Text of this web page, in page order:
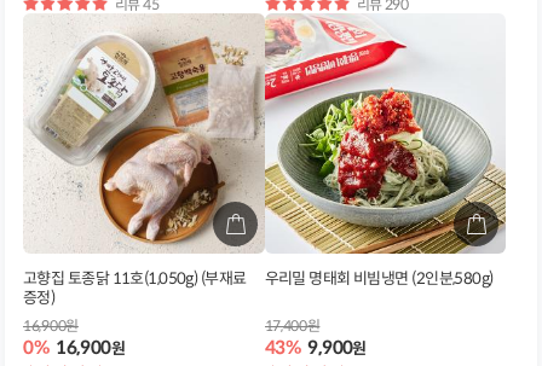
별
점
리뷰 45
별
점
리뷰 290
고향집 토종닭 11호(1,050g) (부재료
증정)
0% 16,900원
16,900원
우리밀 명태회 비빔냉면 (2인분,580g)
43% 9,900원
17,400원